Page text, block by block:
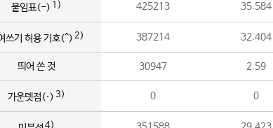
붙임표(-) 1) 425213 35.584
쓰기 허용 기호(^) 2) 387214 32.404
띄어 쓴 것 30947 2.59
가운뎃점(·) 3) 0 0
4)